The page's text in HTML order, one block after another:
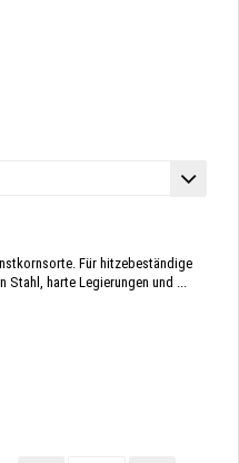
Für hitzebeständige
Stahl, harte Legierungen und ...